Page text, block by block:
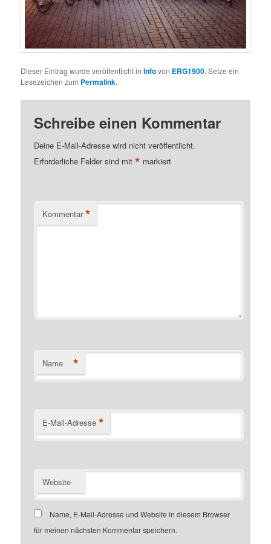
Dieser Eintrag wurde veröffentlicht inInfovon ERG1900. Setze ein
Lesezeichen zum Permalink.
Schreibe einen Kommentar
Deine E-Mail-Adresse wird nicht veröffentlicht.
Erforderliche Felder sind mit* markiert
Kommentar *
Name *
E-Mail-Adresse *
Website
Name, E-Mail-Adresse und Website in diesem Browser
für meinen nächsten Kommentar speichern.